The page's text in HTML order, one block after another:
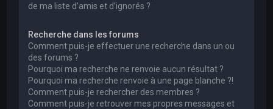
de ma liste d’amis et d’ignorés ?
Recherche dans les forums
Comment puis-je effectuer une recherche dans un ou
des forums ?
Pourquoi ma recherche ne renvoie aucun résultat ?
Pourquoi ma recherche renvoie à une page blanche ?!
Comment puis-je rechercher des membres ?
Comment puis-je retrouver mes propres messages et